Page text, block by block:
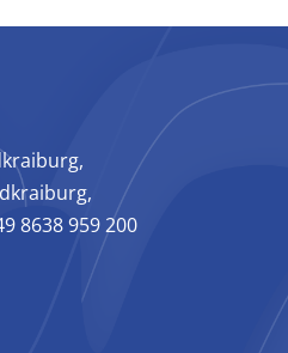
8638 959 200